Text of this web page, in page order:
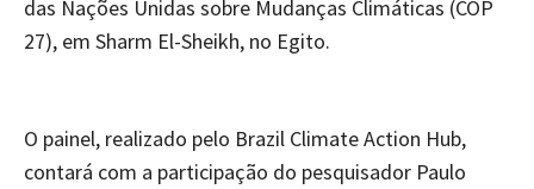
das Nações Unidas sobre Mudanças Climáticas (COP
27), em Sharm El-Sheikh, no Egito.
O painel, realizado pelo Brazil Climate Action Hub,
contará com a participação do pesquisador Paulo